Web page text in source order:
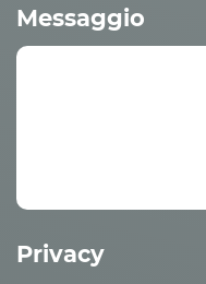
Messaggio
Privacy